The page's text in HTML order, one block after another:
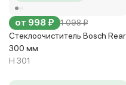
от 998 ₽ 1 098 ₽
Стеклоочиститель Bosch Rear
300 мм
H 301